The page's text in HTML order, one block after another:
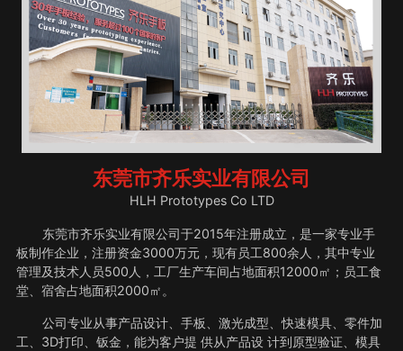
东莞市齐乐实业有限公司
HLH Prototypes Co LTD
东莞市齐乐实业有限公司于2015年注册成立，是一家专业手
板制作企业，注册资金3000万元，现有员工800余人，其中专业
管理及技术人员500人，工厂生产车间占地面积12000㎡；员工食
堂、宿舍占地面积2000㎡。
公司专业从事产品设计、手板、激光成型、快速模具、零件加
工、3D打印、钣金，能为客户提 供从产品设 计到原型验证、模具